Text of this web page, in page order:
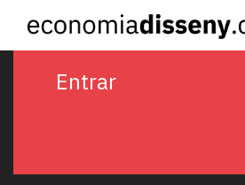
content
Entrar